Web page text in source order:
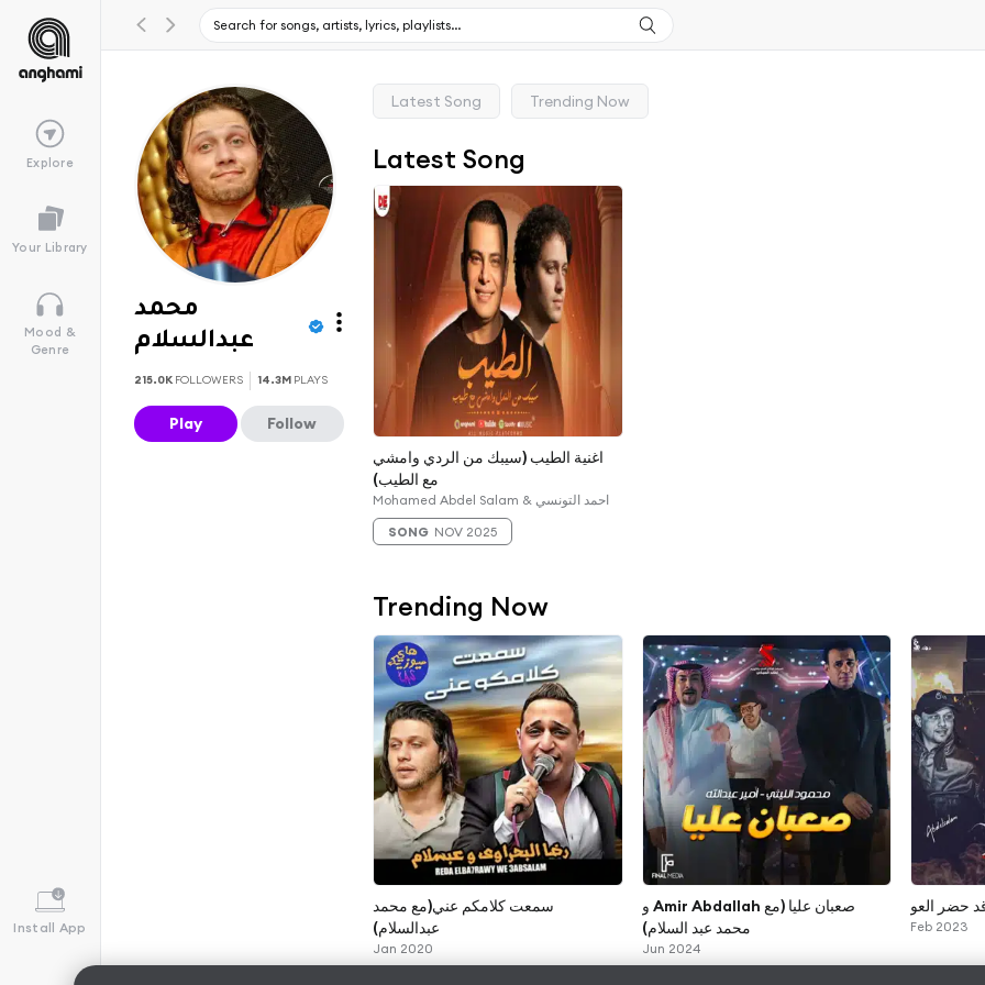
Explore
Your Library
Mood &
Genre
Install App
محمد
عبدالسلام
215.0K FOLLOWERS 14.3M PLAYS
Play Follow
Latest Song Trending Now
Latest Song
اغنية الطيب (سيبك من الردي وامشي
مع الطيب)
احمد التونسي & Mohamed Abdel Salam
SONG NOV 2025
Trending Now
سمعت كلامكم عني(مع محمد
عبدالسلام)
Jan 2020
صعبان عليا (مع Amir Abdallah و
محمد عبد السلام)
Jun 2024
حضر العو
Feb 2023